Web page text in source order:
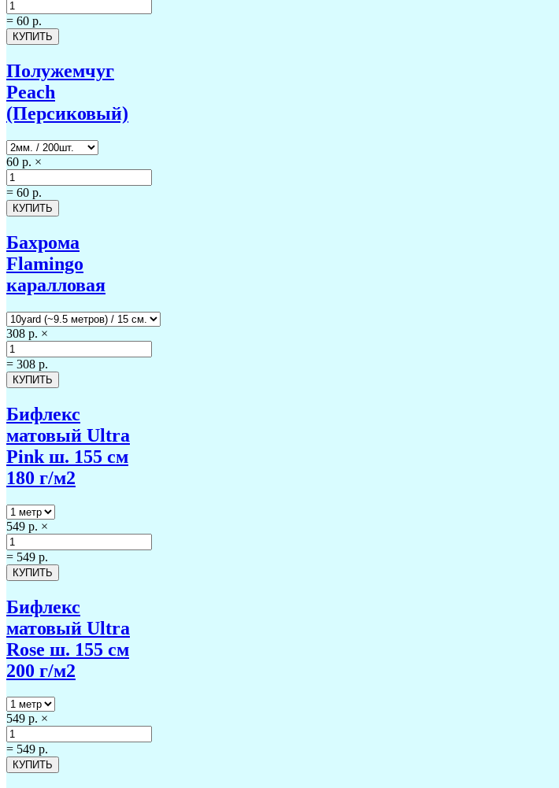
= 60 р.
Полужемчуг
Peach
(Персиковый)
60 р. ×
= 60 р.
Бахрома
Flamingo
каралловая
308 р. ×
= 308 р.
Бифлекс
матовый Ultra
Pink ш. 155 см
180 г/м2
549 р. ×
= 549 р.
Бифлекс
матовый Ultra
Rose ш. 155 см
200 г/м2
549 р. ×
= 549 р.